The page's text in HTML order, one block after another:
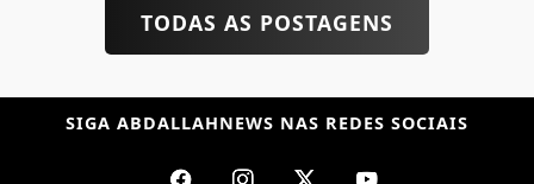
TODAS AS POSTAGENS
SIGA ABDALLAHNEWS NAS REDES SOCIAIS